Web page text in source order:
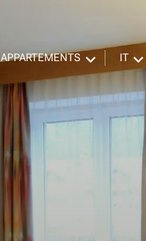
APPARTEMENTS IT